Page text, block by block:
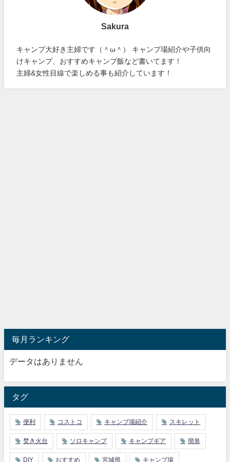
Sakura
キャンプ大好き主婦です（＾ω＾） キャンプ場紹介や子供向
けキャンプ、おすすめキャンプ飯など書いてます！
主婦&女性目線で楽しめる事も紹介しています！
毎月ランキング
データはありません
タグ
便利 コストコ キャンプ場紹介 スキレット
焚き火台 ソロキャンプ キャンプギア 簡単
DIY おすすめ 宮城県 キャンプ場